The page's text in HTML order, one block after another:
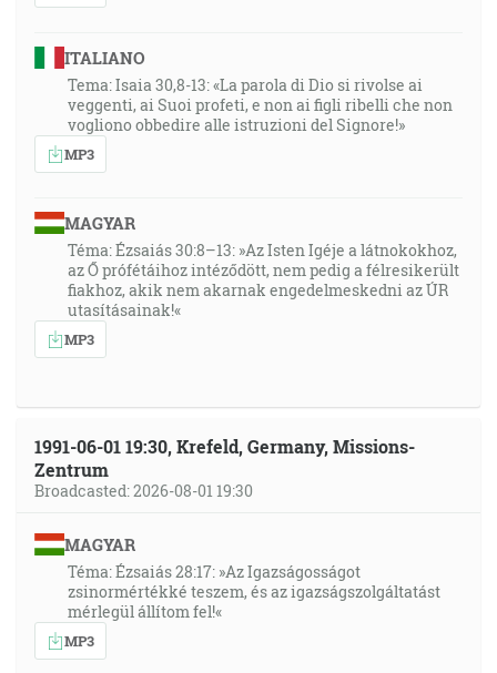
ITALIANO
Tema: Isaia 30,8-13: «La parola di Dio si rivolse ai
veggenti, ai Suoi profeti, e non ai figli ribelli che non
vogliono obbedire alle istruzioni del Signore!»
MP3
MAGYAR
Téma: Ézsaiás 30:8–13: »Az Isten Igéje a látnokokhoz,
az Ő prófétáihoz intéződött, nem pedig a félresikerült
fiakhoz, akik nem akarnak engedelmeskedni az ÚR
utasításainak!«
MP3
1991-06-01 19:30, Krefeld, Germany, Missions-
Zentrum
Broadcasted: 2026-08-01 19:30
MAGYAR
Téma: Ézsaiás 28:17: »Az Igazságosságot
zsinormértékké teszem, és az igazságszolgáltatást
mérlegül állítom fel!«
MP3